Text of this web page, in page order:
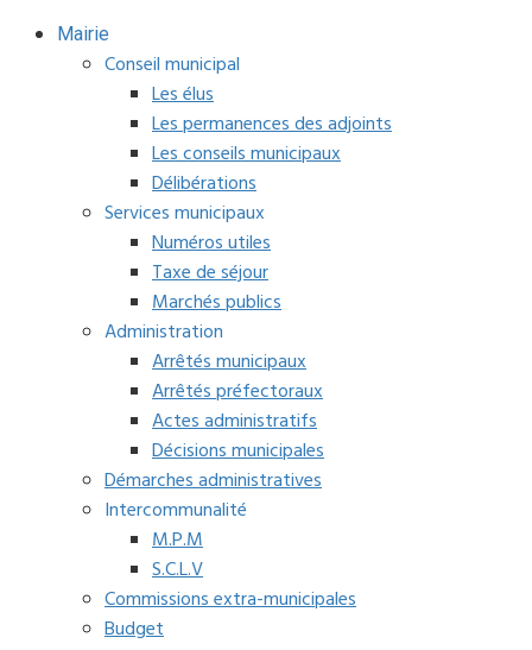
Mairie
Conseil municipal
Les élus
Les permanences des adjoints
Les conseils municipaux
Délibérations
Services municipaux
Numéros utiles
Taxe de séjour
Marchés publics
Administration
Arrêtés municipaux
Arrêtés préfectoraux
Actes administratifs
Décisions municipales
Démarches administratives
Intercommunalité
M.P.M
S.C.L.V
Commissions extra-municipales
Budget